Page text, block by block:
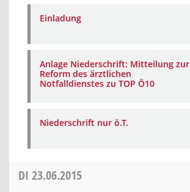
Einladung
Anlage Niederschrift: Mitteilung zur
Reform des ärztlichen
Notfalldienstes zu TOP Ö10
Niederschrift nur ö.T.
DI 23.06.2015